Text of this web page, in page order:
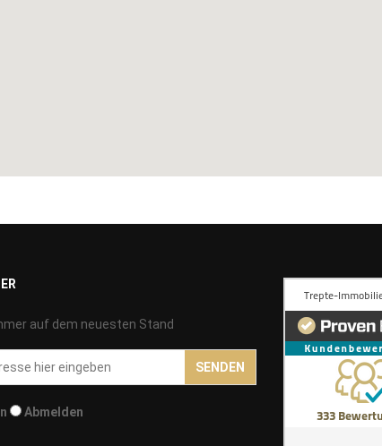
auf dem neuesten Stand
Abmelden
SENDEN